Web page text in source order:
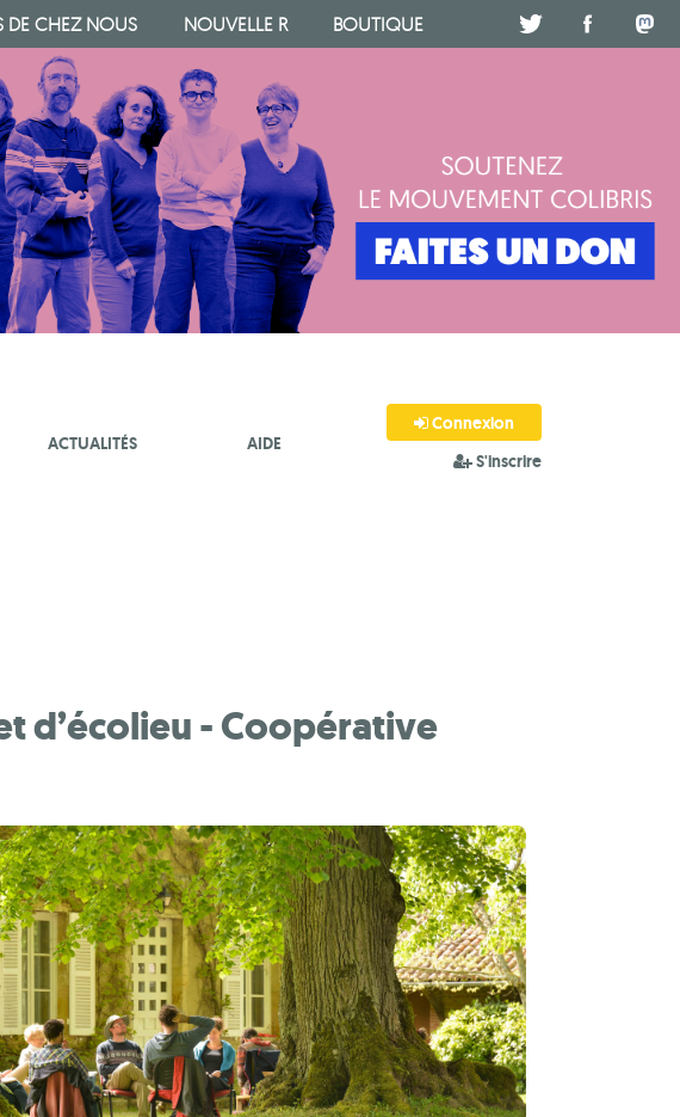
DE CHEZ NOUS NOUVELLE R BOUTIQUE
ACTUALITÉS AIDE
Connexion
S'inscrire
d’écolieu - Coopérative